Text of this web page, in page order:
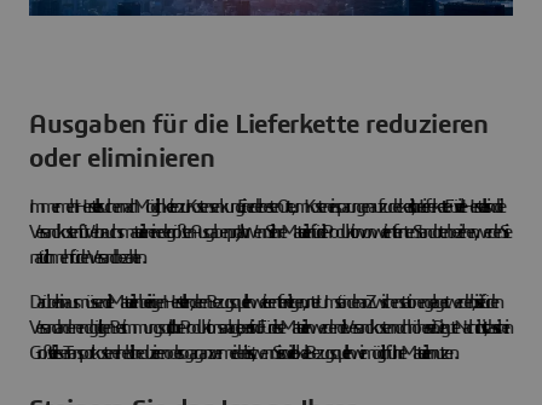
Ausgaben für die Lieferkette reduzieren
oder eliminieren
Immer mehr Hersteller suchen nach Möglichkeiten zur Kostensenkung. Einer der besten Orte, um Kosteneinsparungen aufzudecken, ist Ihre Lieferkette. Für viele Hersteller sind die
Versandkosten für Verbrauchsmaterialien eine der größten Ausgaben pro Jahr. Wenn Sie Ihre Materialien für die Produktion von weit entfernten Standorten beziehen, werden Sie
natürlich mehr für den Versand bezahlen.
Darüber hinaus müssen die Materialien bei einigen Herstellern, deren Bezugsquellen weiter entfernt liegen, unter Umständen an Zwischenstationen gelagert werden, bis sie für den
Versand an den endgültigen Bestimmungsort, d. h. Ihre Produktionsanlage, bereit sind. Für diese Materialien werden die Versandkosten noch höher sein. Die gute Nachricht ist, dass sich ein
Großteil dieser Transportkosten erheblich reduzieren oder sogar ganz vermeiden lässt, wenn Sie so viele lokale Bezugsquellen wie möglich für Ihre Materialien nutzen.